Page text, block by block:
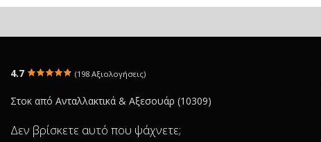
4.7 (198 Αξιολογήσεις)
Στοκ από Ανταλλακτικά & Αξεσουάρ (10309)
Δεν βρίσκετε αυτό που ψάχνετε;